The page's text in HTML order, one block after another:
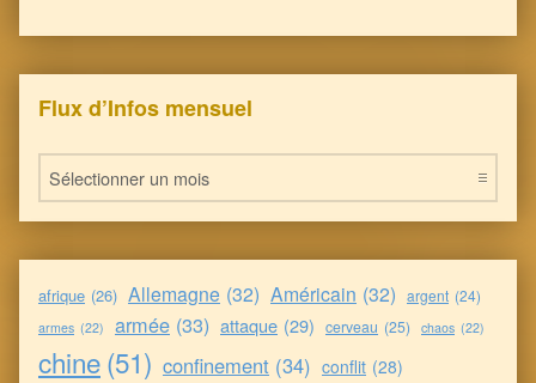
Flux d’Infos mensuel
Flux d’Infos mensuel
afrique (26) Allemagne (32) Américain (32) argent (24)
armes (22) armée (33) attaque (29) cerveau (25) chaos (22)
chine(51) confinement (34) conflit (28)